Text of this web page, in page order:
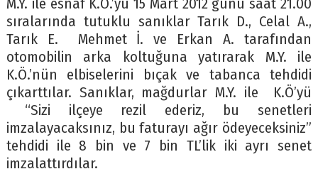
M.Y. ile esnaf K.Ö.’yü 15 Mart 2012 günü saat 21.00
sıralarında tutuklu sanıklar Tarık D., Celal A.,
Tarık E. Mehmet İ. ve Erkan A. tarafından
otomobilin arka koltuğuna yatırarak M.Y. ile
K.Ö.’nün elbiselerini bıçak ve tabanca tehdidi
çıkarttılar. Sanıklar, mağdurlar M.Y. ile K.Ö’yü
“Sizi ilçeye rezil ederiz, bu senetleri
imzalayacaksınız, bu faturayı ağır ödeyeceksiniz”
tehdidi ile 8 bin ve 7 bin TL’lik iki ayrı senet
imzalattırdılar.